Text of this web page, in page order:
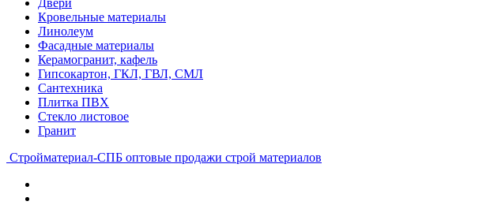
Двери
Кровельные материалы
Линолеум
Фасадные материалы
Керамогранит, кафель
Гипсокартон, ГКЛ, ГВЛ, СМЛ
Сантехника
Плитка ПВХ
Стекло листовое
Гранит
Стройматериал-СПБ оптовые продажи строй материалов